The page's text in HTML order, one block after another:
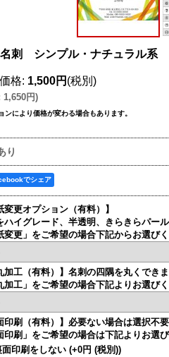
刺 シンプル・ナチュラル系
格: 1,500円 (税別)
1,650円)
ンにより価格が変わる場合もあります。
り
でシェア
変更オプション（有料）】
ハイグレード、半透明、きらきらパー
変更」をご希望の場合下記からお選び
加工（有料）】 名刺の四隅を丸くでき
加工」をご希望の場合下記よりお選び
印刷（有料）】 必要ない場合は選択不
印刷」をご希望の場合は下記よりお選
面印刷をしない (+0円 (税別))